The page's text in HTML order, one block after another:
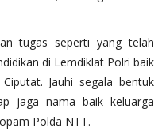
tugas seperti yang telah
di Lemdiklat Polri baik
Jauhi segala bentuk
jaga nama baik keluarga
Polda NTT.